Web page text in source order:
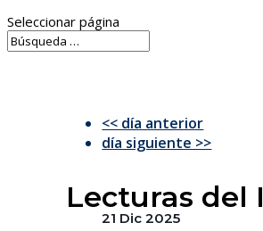
Seleccionar página
<< día anterior
día siguiente >>
Lecturas del
21 Dic 2025